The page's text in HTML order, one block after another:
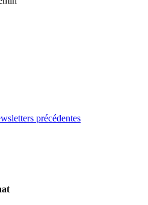
précédentes